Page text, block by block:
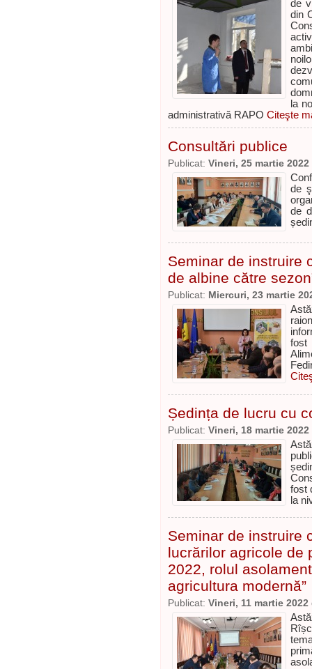
de
din
la
administrativă RAPO Citeşte
Consultări publice
Publicat: Vineri, 25 martie 2022
de
de
Seminar de instruire
de albine către
Publicat: Miercuri, 23 martie
fost
Ședința de lucru cu
Publicat: Vineri, 18 martie 2022
fost
la
Seminar de instruire
lucrărilor agricole de
2022, rolul
agricultura modernă”
Publicat: Vineri, 11 martie 2022